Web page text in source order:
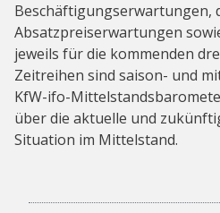
Beschäftigungserwartungen,
Absatzpreiserwartungen
jeweils für die kommenden
Zeitreihen sind saison- und
KfW-ifo-
über die aktuelle und
Situation im Mittelstand.